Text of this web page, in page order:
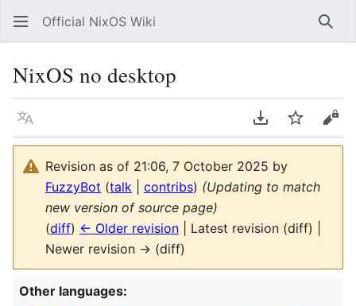
Official NixOS Wiki
NixOS no desktop
Language Download PDF
Watch
Revision as of 21:06, 7 October 2025 by
FuzzyBot (talk contribs) (Updating to match
new version of source page)
(diff) ← Older revision | Latest revision (diff) |
Newer revision → (diff)
Other languages: